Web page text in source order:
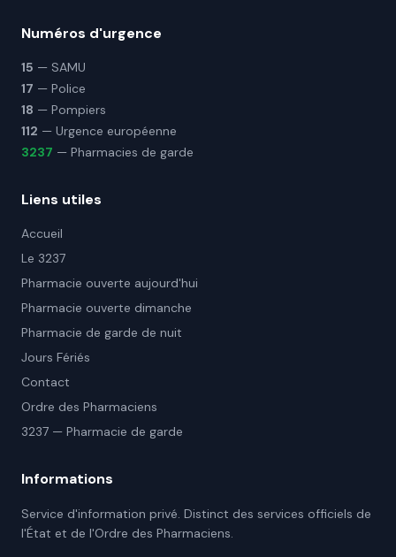
Numéros d'urgence
15 — SAMU
17 — Police
18 — Pompiers
112 — Urgence européenne
3237 — Pharmacies de garde
Liens utiles
Accueil
Le 3237
Pharmacie ouverte aujourd'hui
Pharmacie ouverte dimanche
Pharmacie de garde de nuit
Jours Fériés
Contact
Ordre des Pharmaciens
3237 — Pharmacie de garde
Informations
Service d'information privé. Distinct des services officiels de
l'État et de l'Ordre des Pharmaciens.